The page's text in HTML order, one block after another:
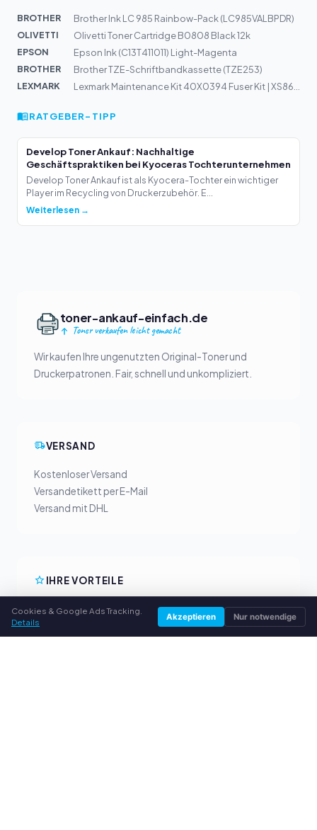
BROTHER
Brother Ink LC 985 Rainbow-Pack (LC985VALBPDR)
OLIVETTI
Olivetti Toner Cartridge B0808 Black 12k
EPSON
Epson Ink (C13T411011) Light-Magenta
BROTHER
Brother TZE-Schriftbandkassette (TZE253)
LEXMARK
RATGEBER-TIPP
Develop Toner Ankauf: Nachhaltige
Geschäftspraktiken bei Kyoceras Tochterunternehmen
Develop Toner Ankauf ist als Kyocera-Tochter ein wichtiger
Player im Recycling von Druckerzubehör. E...
Weiterlesen →
toner-ankauf-einfach.de
Toner verkaufen leicht gemacht
Wir kaufen Ihre ungenutzten Original-Toner und
Druckerpatronen. Fair, schnell und unkompliziert.
VERSAND
Kostenloser Versand
Versandetikett per E-Mail
Versand mit DHL
IHRE VORTEILE
Alle gängigen Hersteller
Faire Ankaufpreise
Cookies & Google Ads Tracking.
Details
Akzeptieren Nur notwendige